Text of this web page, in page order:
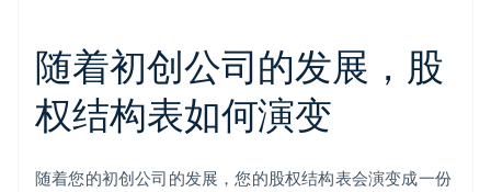
随着初创公司的发展，股
权结构表如何演变
随着您的初创公司的发展，您的股权结构表会演变成一份